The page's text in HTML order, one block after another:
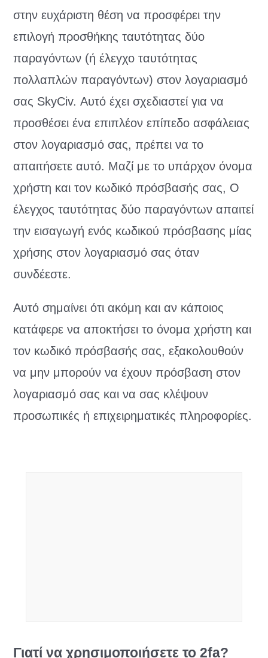
στην ευχάριστη θέση να προσφέρει την
επιλογή προσθήκης ταυτότητας δύο
παραγόντων (ή έλεγχο ταυτότητας
πολλαπλών παραγόντων) στον λογαριασμό
σας SkyCiv. Αυτό έχει σχεδιαστεί για να
προσθέσει ένα επιπλέον επίπεδο ασφάλειας
στον λογαριασμό σας, πρέπει να το
απαιτήσετε αυτό. Μαζί με το υπάρχον όνομα
χρήστη και τον κωδικό πρόσβασής σας, Ο
έλεγχος ταυτότητας δύο παραγόντων απαιτεί
την εισαγωγή ενός κωδικού πρόσβασης μίας
χρήσης στον λογαριασμό σας όταν
συνδέεστε.
Αυτό σημαίνει ότι ακόμη και αν κάποιος
κατάφερε να αποκτήσει το όνομα χρήστη και
τον κωδικό πρόσβασής σας, εξακολουθούν
να μην μπορούν να έχουν πρόσβαση στον
λογαριασμό σας και να σας κλέψουν
προσωπικές ή επιχειρηματικές πληροφορίες.
Γιατί να χρησιμοποιήσετε το 2fa?